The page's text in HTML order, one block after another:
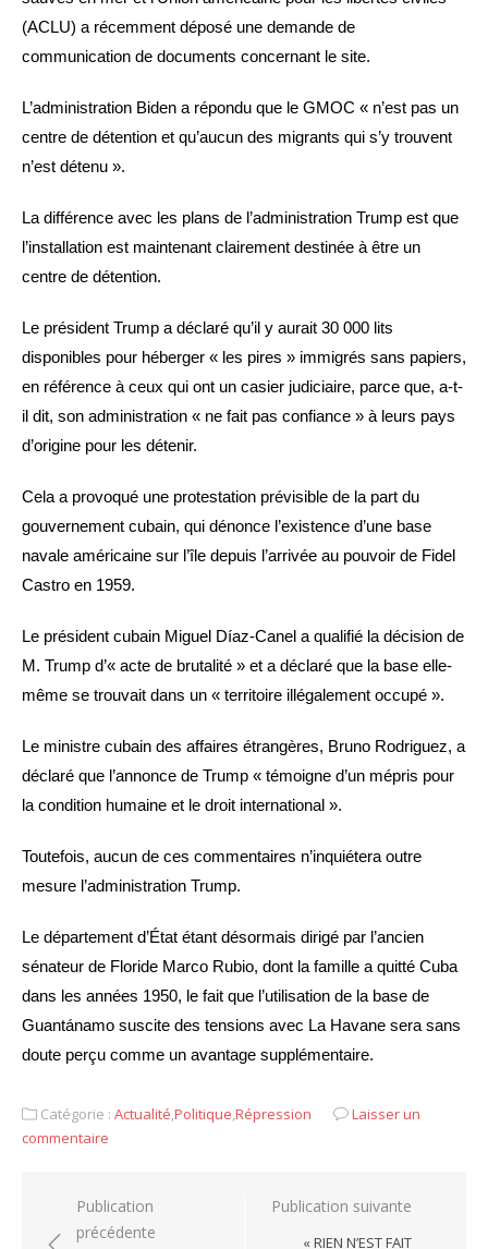
(ACLU) a récemment déposé une demande de
communication de documents concernant le site.
L’administration Biden a répondu que le GMOC « n’est pas un
centre de détention et qu’aucun des migrants qui s’y trouvent
n’est détenu ».
La différence avec les plans de l’administration Trump est que
l’installation est maintenant clairement destinée à être un
centre de détention.
Le président Trump a déclaré qu’il y aurait 30 000 lits
disponibles pour héberger « les pires » immigrés sans papiers,
en référence à ceux qui ont un casier judiciaire, parce que, a-t-
il dit, son administration « ne fait pas confiance » à leurs pays
d’origine pour les détenir.
Cela a provoqué une protestation prévisible de la part du
gouvernement cubain, qui dénonce l’existence d’une base
navale américaine sur l’île depuis l’arrivée au pouvoir de Fidel
Castro en 1959.
Le président cubain Miguel Díaz-Canel a qualifié la décision de
M. Trump d’« acte de brutalité » et a déclaré que la base elle-
même se trouvait dans un « territoire illégalement occupé ».
Le ministre cubain des affaires étrangères, Bruno Rodriguez, a
déclaré que l’annonce de Trump « témoigne d’un mépris pour
la condition humaine et le droit international ».
Toutefois, aucun de ces commentaires n’inquiétera outre
mesure l’administration Trump.
Le département d’État étant désormais dirigé par l’ancien
sénateur de Floride Marco Rubio, dont la famille a quitté Cuba
dans les années 1950, le fait que l’utilisation de la base de
Guantánamo suscite des tensions avec La Havane sera sans
doute perçu comme un avantage supplémentaire.
Catégorie : Actualité,Politique,Répression
Laisser un
commentaire
Navigation
de
Publication
précédente
Publication suivante
« RIEN N’EST FAIT